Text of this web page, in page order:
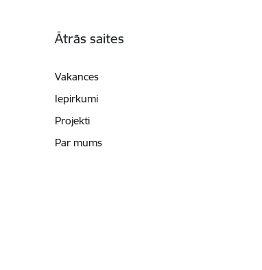
Ātrās saites
Vakances
Iepirkumi
Projekti
Par mums